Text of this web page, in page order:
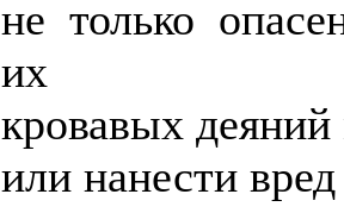
не только
их
кровавых
или нанести